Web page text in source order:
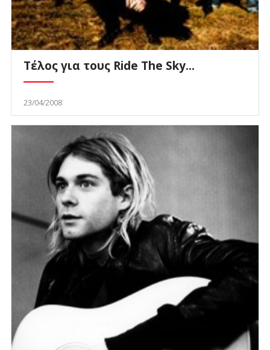
Τέλος για τους Ride The Sky...
23/04/2008